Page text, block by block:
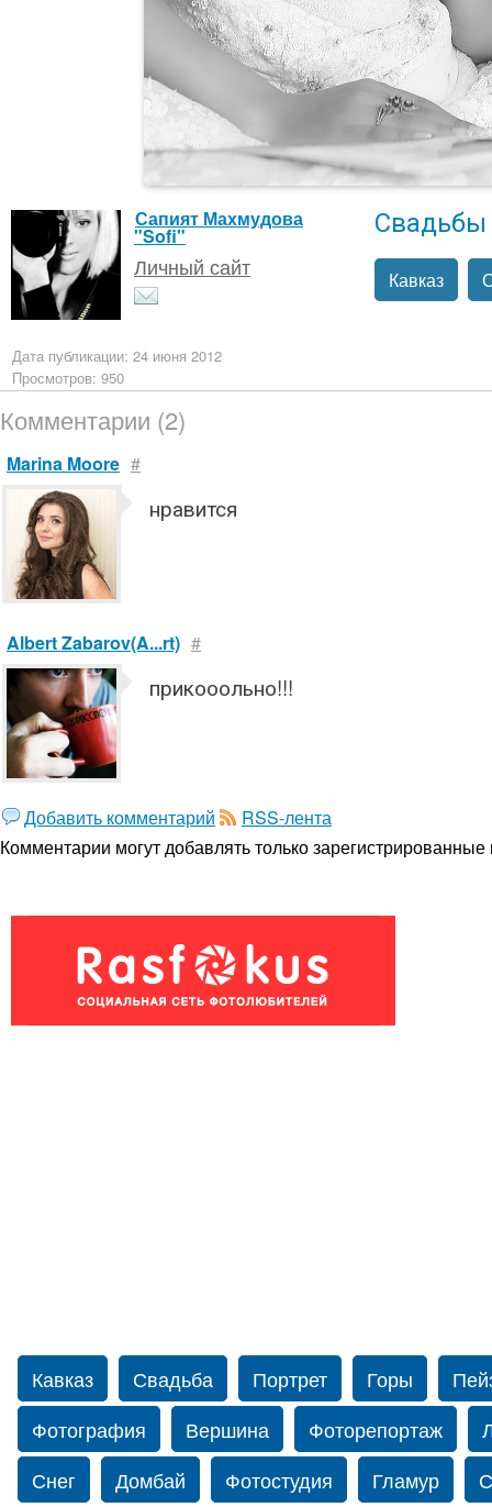
Сапият Махмудова
"Sofi"
Личный сайт
Свадьбы
Кавказ
Дата публикации: 24 июня 2012
Просмотров: 950
Комментарии (2)
Marina Moore #
нравится
Albert Zabarov(A...rt) #
прикооольно!!!
Добавить комментарий
RSS-лента
Комментарии могут добавлять толькозарегистрированные
Кавказ Свадьба Портрет Горы
Фотография
Вершина Фоторепортаж
Снег
Домбай Фотостудия Гламур